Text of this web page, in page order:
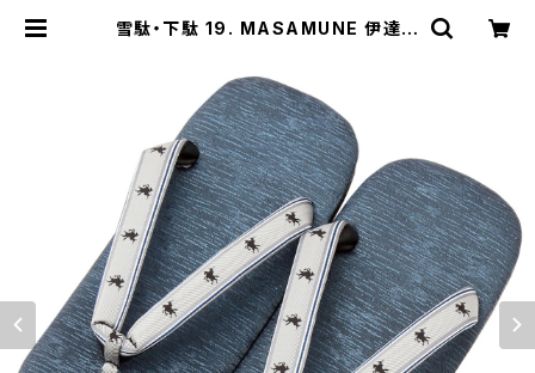
雪駄・下駄 19. MASAMUNE 伊達政
ンタル | FORTUNA Tokyo For St
ylist フォーチュナトウキョウ スタイ
リスト向け衣装レンタルオンラインス
トア